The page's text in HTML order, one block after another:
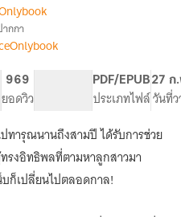
เรื่อง[จบ]
หนู
น้อย
อัน
อัน
กับ
ครอบครัว
มหา
เศรษฐี
อันดับ
กกา
969
ยอดวิว
PDF/EPUB
ประเภทไฟล์
27 ก
วันที่
ทารุณนานถึงสามปี ได้รับการช่วย
รงอิทธิพลที่ตามหาลูกสาวมา
ก็เปลี่ยนไปตลอดกาล!